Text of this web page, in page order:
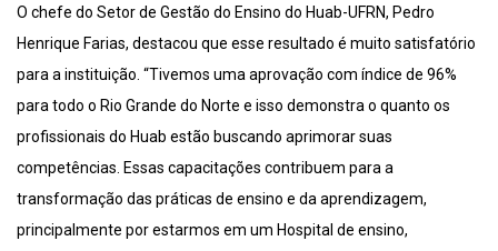
O chefe do Setor de Gestão do Ensino do Huab-UFRN, Pedro
Henrique Farias, destacou que esse resultado é muito satisfatório
para a instituição. “Tivemos uma aprovação com índice de 96%
para todo o Rio Grande do Norte e isso demonstra o quanto os
profissionais do Huab estão buscando aprimorar suas
competências. Essas capacitações contribuem para a
transformação das práticas de ensino e da aprendizagem,
principalmente por estarmos em um Hospital de ensino,